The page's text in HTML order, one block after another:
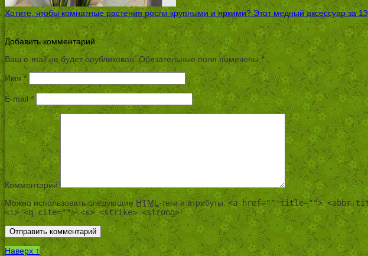
Хотите, чтобы комнатные растения росли крупными и яркими? Этот медный аксессуар за
Добавить комментарий
Ваш e-mail не будет опубликован.Обязательные поля помечены*
Имя*
E-mail*
Комментарий
Можно использовать следующие HTML-теги и атрибуты:<a href="" title=""> <abbr
<i> <q cite=""> <s> <strike> <strong>
Наверх ↑